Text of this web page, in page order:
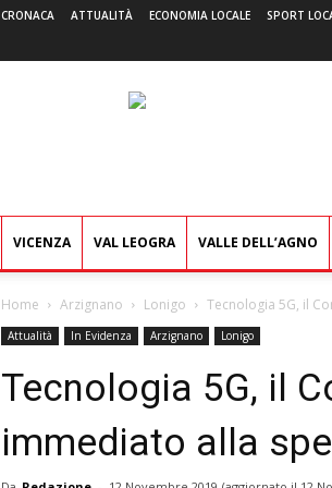
CRONACA ATTUALITÀ ECONOMIA LOCALE SPORT
VICENZA VAL LEOGRA VALLE DELL’AGNO
Home Arzignano Lonigo Tecnologia 5G, il
Attualità In Evidenza Arzignano Lonigo
Tecnologia 5G, il
immediato alla